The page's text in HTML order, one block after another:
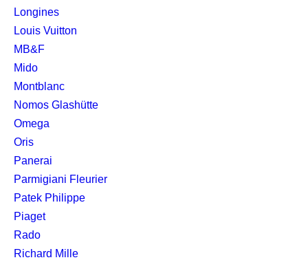
Longines
Louis Vuitton
MB&F
Mido
Montblanc
Nomos Glashütte
Omega
Oris
Panerai
Parmigiani Fleurier
Patek Philippe
Piaget
Rado
Richard Mille